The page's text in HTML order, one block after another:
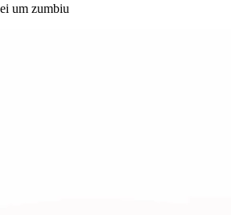
um zumbiu